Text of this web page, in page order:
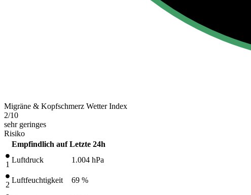
Migräne & Kopfschmerz Wetter Index
2/10
sehr geringes
Risiko
Empfindlich auf Letzte 24h
1
Luftdruck 1.004 hPa
2
Luftfeuchtigkeit 69 %